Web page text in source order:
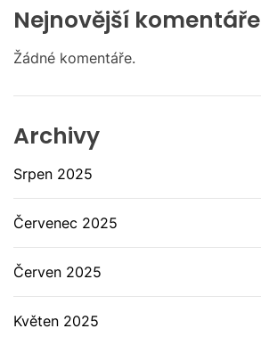
Nejnovější komentáře
Žádné komentáře.
Archivy
Srpen 2025
Červenec 2025
Červen 2025
Květen 2025